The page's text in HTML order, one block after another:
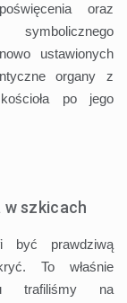
oraz
ustawionych
organy z
po jego
w szkicach
być prawdziwą
To właśnie
trafiliśmy na